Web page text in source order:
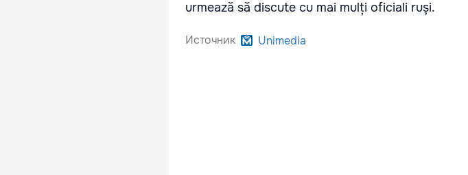
urmează să discute cu mai mulți oficiali ruși.
Источник Unimedia